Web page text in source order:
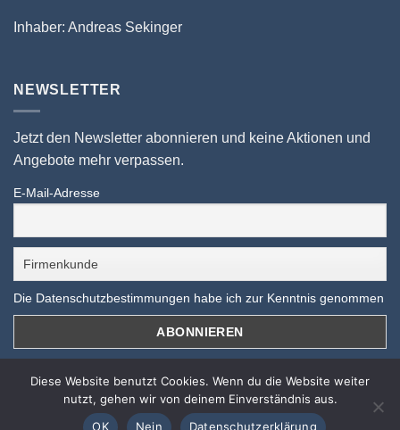
10 % auf ALLES sichern!
Nur bis zum 31.08.2026 mit dem Gutscheincode
Inhaber: Andreas Sekinger
NEWSLETTER
Jetzt den Newsletter abonnieren und keine Aktionen und
Angebote mehr verpassen.
E-Mail-Adresse
Die Datenschutzbestimmungen habe ich zur Kenntnis genommen
Diese Website benutzt Cookies. Wenn du die Website weiter
nutzt, gehen wir von deinem Einverständnis aus.
OK
Nein Datenschutzerklärung